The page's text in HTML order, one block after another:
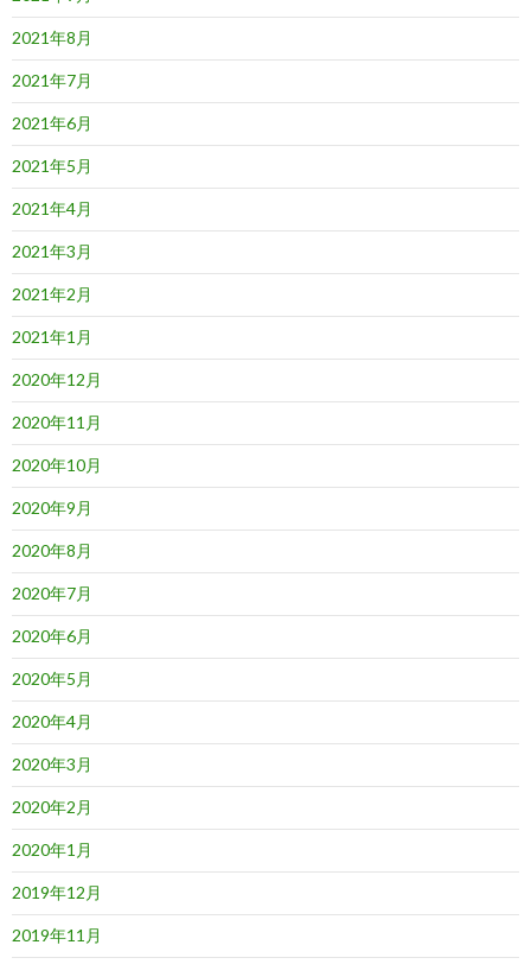
2021年8月
2021年7月
2021年6月
2021年5月
2021年4月
2021年3月
2021年2月
2021年1月
2020年12月
2020年11月
2020年10月
2020年9月
2020年8月
2020年7月
2020年6月
2020年5月
2020年4月
2020年3月
2020年2月
2020年1月
2019年12月
2019年11月